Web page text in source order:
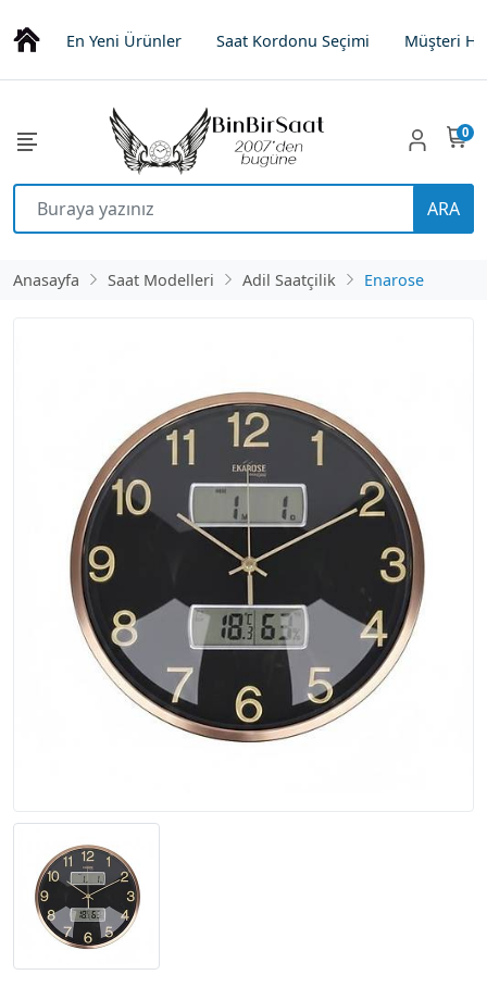
En Yeni Ürünler Saat Kordonu Seçimi Müşteri
ARA
0
Anasayfa Saat Modelleri Adil Saatçilik Enarose